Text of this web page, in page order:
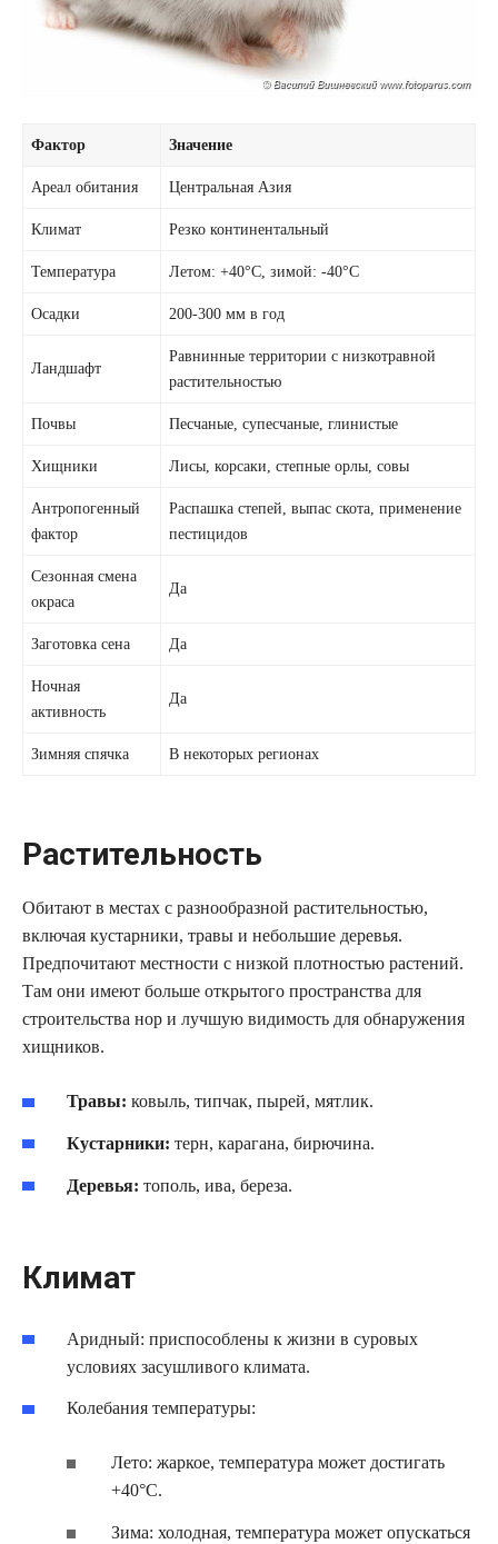
Фактор Значение
Ареал обитания Центральная Азия
Климат Резко континентальный
Температура Летом: +40°C, зимой: -40°C
Осадки 200-300 мм в год
Ландшафт
Равнинные территории с низкотравной
растительностью
Почвы Песчаные, супесчаные, глинистые
Хищники Лисы, корсаки, степные орлы, совы
Антропогенный
фактор
Распашка степей, выпас скота, применение
пестицидов
Сезонная смена
окраса
Да
Заготовка сена Да
Ночная
активность
Да
Зимняя спячка В некоторых регионах
Растительность
Обитают в местах с разнообразной растительностью,
включая кустарники, травы и небольшие деревья.
Предпочитают местности с низкой плотностью растений.
Там они имеют больше открытого пространства для
строительства нор и лучшую видимость для обнаружения
хищников.
Травы: ковыль, типчак, пырей, мятлик.
Кустарники: терн, карагана, бирючина.
Деревья: тополь, ива, береза.
Климат
Аридный: приспособлены к жизни в суровых
условиях засушливого климата.
Колебания температуры:
Лето: жаркое, температура может достигать
+40°C.
Зима: холодная, температура может опускаться